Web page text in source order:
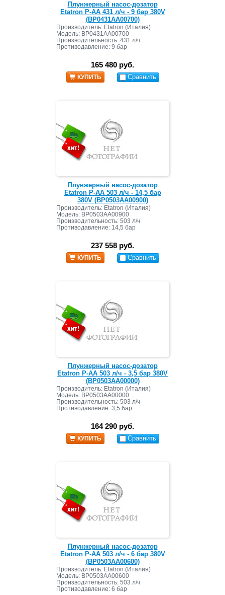
Плунжерный насос-дозатор
Etatron P-AA 431 л/ч - 9 бар 380V
(BP0431AA00700)
Производитель: Etatron (Италия)
Модель: BP0431AA00700
Производительность: 431 л/ч
Противодавление: 9 бар
165 480 руб.
КУПИТЬ Сравнить
Плунжерный насос-дозатор
Etatron P-AA 503 л/ч - 14,5 бар
380V (BP0503AA00900)
Производитель: Etatron (Италия)
Модель: BP0503AA00900
Производительность: 503 л/ч
Противодавление: 14,5 бар
237 558 руб.
КУПИТЬ Сравнить
Плунжерный насос-дозатор
Etatron P-AA 503 л/ч - 3,5 бар 380V
(BP0503AA00000)
Производитель: Etatron (Италия)
Модель: BP0503AA00000
Производительность: 503 л/ч
Противодавление: 3,5 бар
164 290 руб.
КУПИТЬ Сравнить
Плунжерный насос-дозатор
Etatron P-AA 503 л/ч - 6 бар 380V
(BP0503AA00600)
Производитель: Etatron (Италия)
Модель: BP0503AA00600
Производительность: 503 л/ч
Противодавление: 6 бар